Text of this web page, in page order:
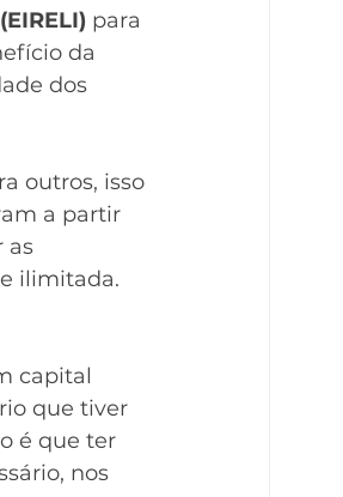
para
da
dos
outros, isso
a partir
as
ilimitada.
capital
que tiver
é que ter
nos